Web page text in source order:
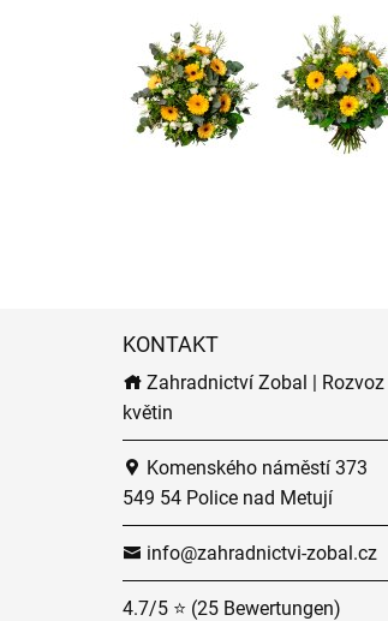
KONTAKT
Zahradnictví Zobal | Rozvoz
květin
Komenského náměstí 373
549 54 Police nad Metují
info@zahradnictvi-zobal.cz
4.7/5 ⭐ (25 Bewertungen)